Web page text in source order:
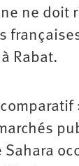
ne doit
Rabat.
Sahara